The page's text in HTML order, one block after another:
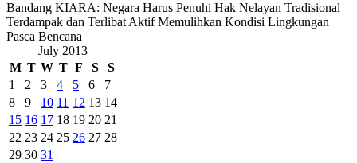
Bandang KIARA: Negara Harus Penuhi Hak Nelayan Tradisional
Terdampak dan Terlibat Aktif Memulihkan Kondisi Lingkungan
Pasca Bencana
July 2013
M T W T F S
S
1
2 3 4 5 6
7
8
9 10 11 12 13 14
15 16 17 18 19 20 21
22 23 24 25 26 27 28
29 30 31